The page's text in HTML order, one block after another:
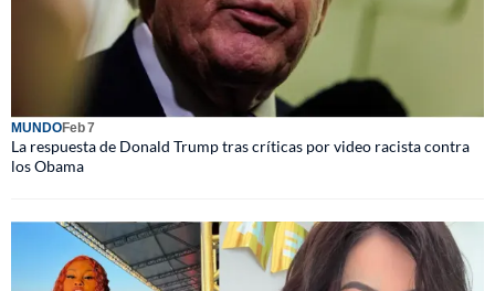
MUNDOFeb 7
La respuesta de Donald Trump tras críticas por video racista contra
los Obama